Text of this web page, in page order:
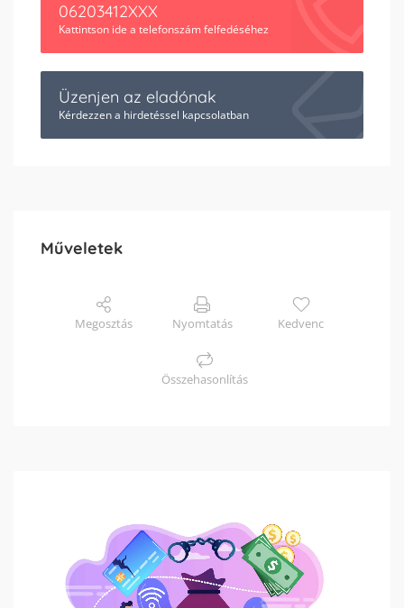
06203412XXX
Kattintson ide a telefonszám felfedéséhez
Üzenjen az eladónak
Kérdezzen a hirdetéssel kapcsolatban
Műveletek
Megosztás Nyomtatás Kedvenc
Összehasonlítás